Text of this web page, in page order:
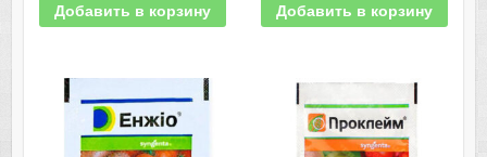
Добавить в корзину Добавить в корзину